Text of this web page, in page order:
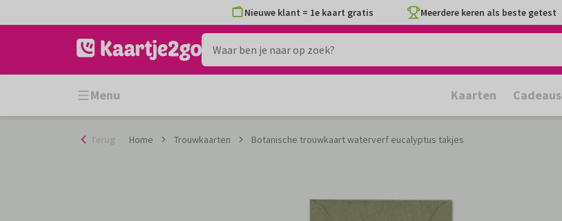
naar
Nieuwe klant = 1e kaart gratis Meerdere keren als beste getest
Menu Kaarten Cadeaus
Terug Home Trouwkaarten Botanische trouwkaart waterverf eucalyptus takjes